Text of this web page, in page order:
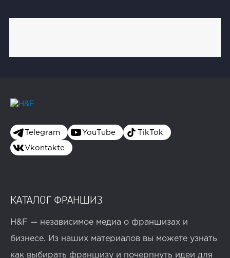
Telegram YouTube TikTok
Vkontakte
КАТАЛОГ ФРАНШИЗ
H&F — независимое медиа о франшизах и
бизнесе. Из наших материалов вы можете узнать
как выбирать франшизу и почерпнуть идеи для